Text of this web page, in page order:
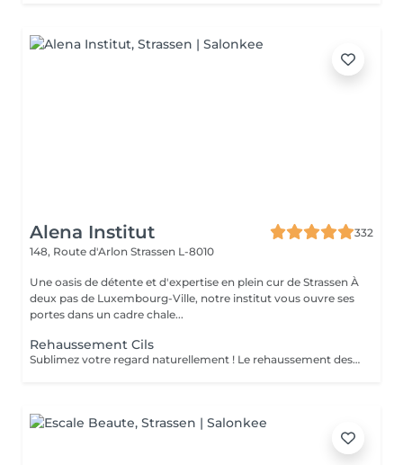
Alena Institut
332
148, Route d'Arlon Strassen L-8010
Une oasis de détente et d'expertise en plein cur de Strassen À
deux pas de Luxembourg-Ville, notre institut vous ouvre ses
portes dans un cadre chale...
Rehaussement Cils
Sublimez votre regard naturellement ! Le rehaussement des cils courbe et ouvre le regard, tout en nourrissant vos cils grâce à la kératine, pour des cils plus forts, brillants et souples. Pour un effet encore plus intense, il peut être combiné avec une teinture. Prestation rapide et efficace en seulement 45 minutes pour un regard lumineux et captivant, sans maquillage quotidien !